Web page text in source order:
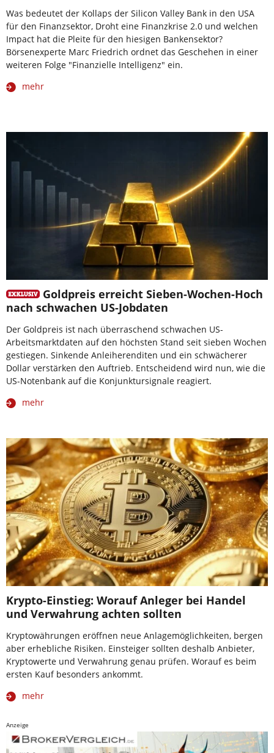
Was bedeutet der Kollaps der Silicon Valley Bank in den USA
für den Finanzsektor, Droht eine Finanzkrise 2.0 und welchen
Impact hat die Pleite für den hiesigen Bankensektor?
Börsenexperte Marc Friedrich ordnet das Geschehen in einer
weiteren Folge "Finanzielle Intelligenz" ein.
mehr
Goldpreis erreicht Sieben-Wochen-Hoch
nach schwachen US-Jobdaten
Der Goldpreis ist nach überraschend schwachen US-
Arbeitsmarktdaten auf den höchsten Stand seit sieben Wochen
gestiegen. Sinkende Anleiherenditen und ein schwächerer
Dollar verstärken den Auftrieb. Entscheidend wird nun, wie die
US-Notenbank auf die Konjunktursignale reagiert.
mehr
Krypto-Einstieg: Worauf Anleger bei Handel
und Verwahrung achten sollten
Kryptowährungen eröffnen neue Anlagemöglichkeiten, bergen
aber erhebliche Risiken. Einsteiger sollten deshalb Anbieter,
Kryptowerte und Verwahrung genau prüfen. Worauf es beim
ersten Kauf besonders ankommt.
mehr
Anzeige